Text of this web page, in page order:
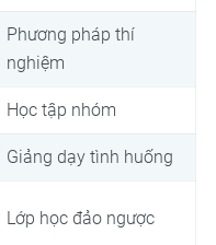
Phương pháp thí
nghiệm
Học tập nhóm
Giảng dạy tình huống
Lớp học đảo ngược